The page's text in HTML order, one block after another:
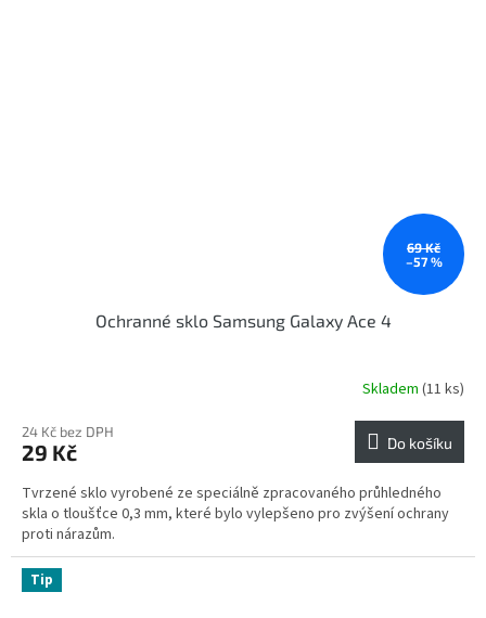
69 Kč
–57 %
Ochranné sklo Samsung Galaxy Ace 4
Skladem (11 ks)
24 Kč bez DPH
29 Kč Do košíku
Tvrzené sklo vyrobené ze speciálně zpracovaného průhledného
skla o tloušťce 0,3 mm, které bylo vylepšeno pro zvýšení ochrany
proti nárazům.
Tip